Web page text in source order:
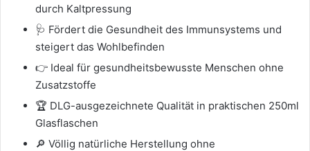
durch Kaltpressung
🩺 Fördert die Gesundheit des Immunsystems und
steigert das Wohlbefinden
👉 Ideal für gesundheitsbewusste Menschen ohne
Zusatzstoffe
🏆 DLG-ausgezeichnete Qualität in praktischen 250ml
Glasflaschen
🔎 Völlig natürliche Herstellung ohne